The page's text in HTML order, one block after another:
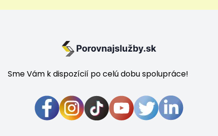
Sme Vám k dispozícií po celú dobu spolupráce!